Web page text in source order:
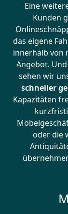
Eine
Kunden
das eigene
innerhalb von
Angebot.
sehen wir
schneller
Kapazitäten
oder die